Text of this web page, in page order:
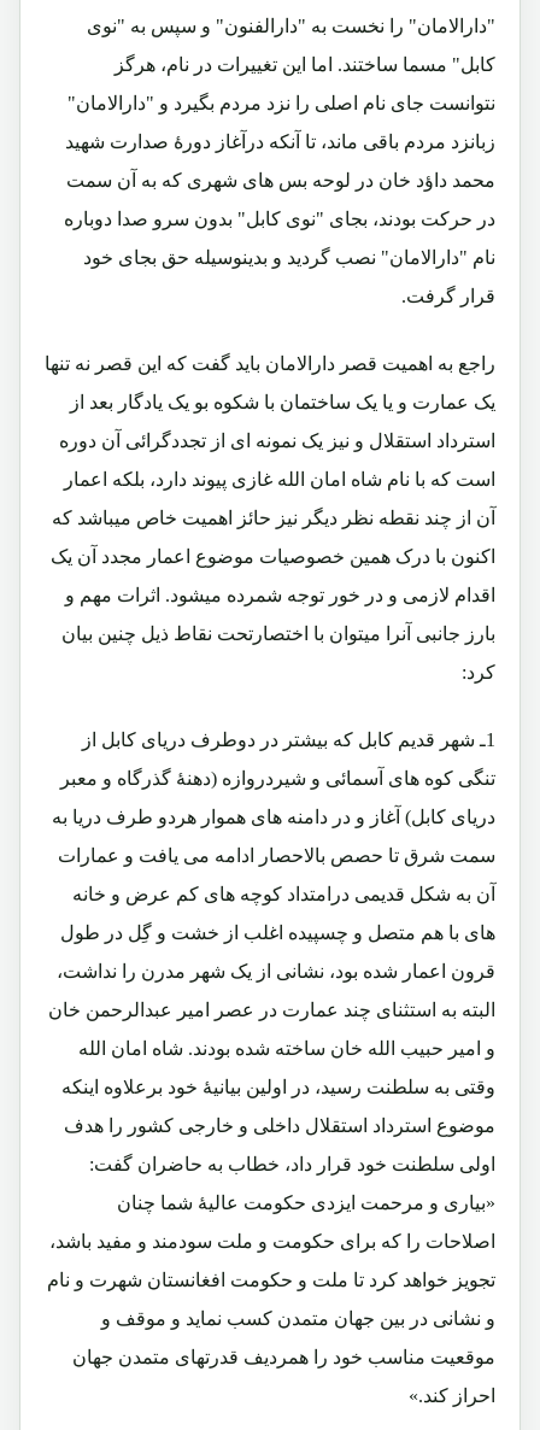
"دارالامان" را نخست به "دارالفنون" و سپس به "نوی
کابل" مسما ساختند. اما این تغییرات در نام، هرگز
نتوانست جای نام اصلی را نزد مردم بگیرد و "دارالامان"
زبانزد مردم باقی ماند، تا آنکه درآغاز دورۀ صدارت شهید
محمد داؤد خان در لوحه بس های شهری که به آن سمت
در حرکت بودند، بجای "نوی کابل" بدون سرو صدا دوباره
نام "دارالامان" نصب گردید و بدینوسیله حق بجای خود
قرار گرفت.
راجع به اهمیت قصر دارالامان باید گفت که این قصر نه تنها
یک عمارت و یا یک ساختمان با شکوه بو یک یادگار بعد از
استرداد استقلال و نیز یک نمونه ای از تجددگرائی آن دوره
است که با نام شاه امان الله غازی پیوند دارد، بلکه اعمار
آن از چند نقطه نظر دیگر نیز حائز اهمیت خاص میباشد که
اکنون با درک همین خصوصیات موضوع اعمار مجدد آن یک
اقدام لازمی و در خور توجه شمرده میشود. اثرات مهم و
بارز جانبی آنرا میتوان با اختصارتحت نقاط ذیل چنین بیان
کرد:
1ـ شهر قدیم کابل که بیشتر در دوطرف دریای کابل از
تنگی کوه های آسمائی و شیردروازه (دهنۀ گذرگاه و معبر
دریای کابل) آغاز و در دامنه های هموار هردو طرف دریا به
سمت شرق تا حصص بالاحصار ادامه می یافت و عمارات
آن به شکل قدیمی درامتداد کوچه های کم عرض و خانه
های با هم متصل و چسپیده اغلب از خشت و گِل در طول
قرون اعمار شده بود، نشانی از یک شهر مدرن را نداشت،
البته به استثنای چند عمارت در عصر امیر عبدالرحمن خان
و امیر حبیب الله خان ساخته شده بودند. شاه امان الله
وقتی به سلطنت رسید، در اولین بیانیۀ خود برعلاوه اینکه
موضوع استرداد استقلال داخلی و خارجی کشور را هدف
اولی سلطنت خود قرار داد، خطاب به حاضران گفت:
«بیاری و مرحمت ایزدی حکومت عالیۀ شما چنان
اصلاحات را که برای حکومت و ملت سودمند و مفید باشد،
تجویز خواهد کرد تا ملت و حکومت افغانستان شهرت و نام
و نشانی در بین جهان متمدن کسب نماید و موقف و
موقعیت مناسب خود را همردیف قدرتهای متمدن جهان
احراز کند.»